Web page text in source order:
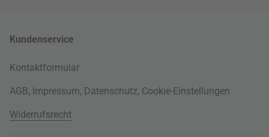
Kundenservice
Kontaktformular
AGB, Impressum, Datenschutz, Cookie-Einstellungen
Widerrufsrecht